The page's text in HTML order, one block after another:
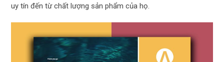
uy tín đến từ chất lượng sản phẩm của họ.